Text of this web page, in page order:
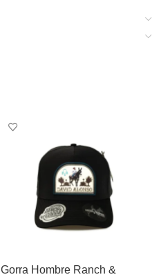
Gorra Hombre Ranch &